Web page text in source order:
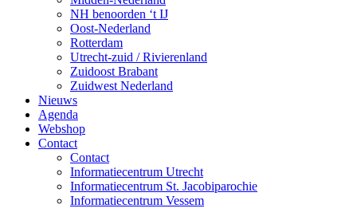
NH benoorden ‘t IJ
Oost-Nederland
Rotterdam
Utrecht-zuid / Rivierenland
Zuidoost Brabant
Zuidwest Nederland
Nieuws
Agenda
Webshop
Contact
Contact
Informatiecentrum Utrecht
Informatiecentrum St. Jacobiparochie
Informatiecentrum Vessem